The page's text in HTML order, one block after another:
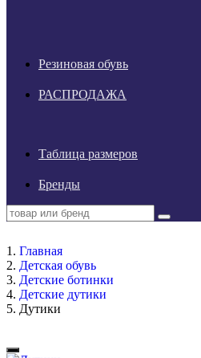
Резиновая обувь
РАСПРОДАЖА
Таблица размеров
Бренды
Главная
Детская обувь
Детские ботинки
Детские дутики
Дутики